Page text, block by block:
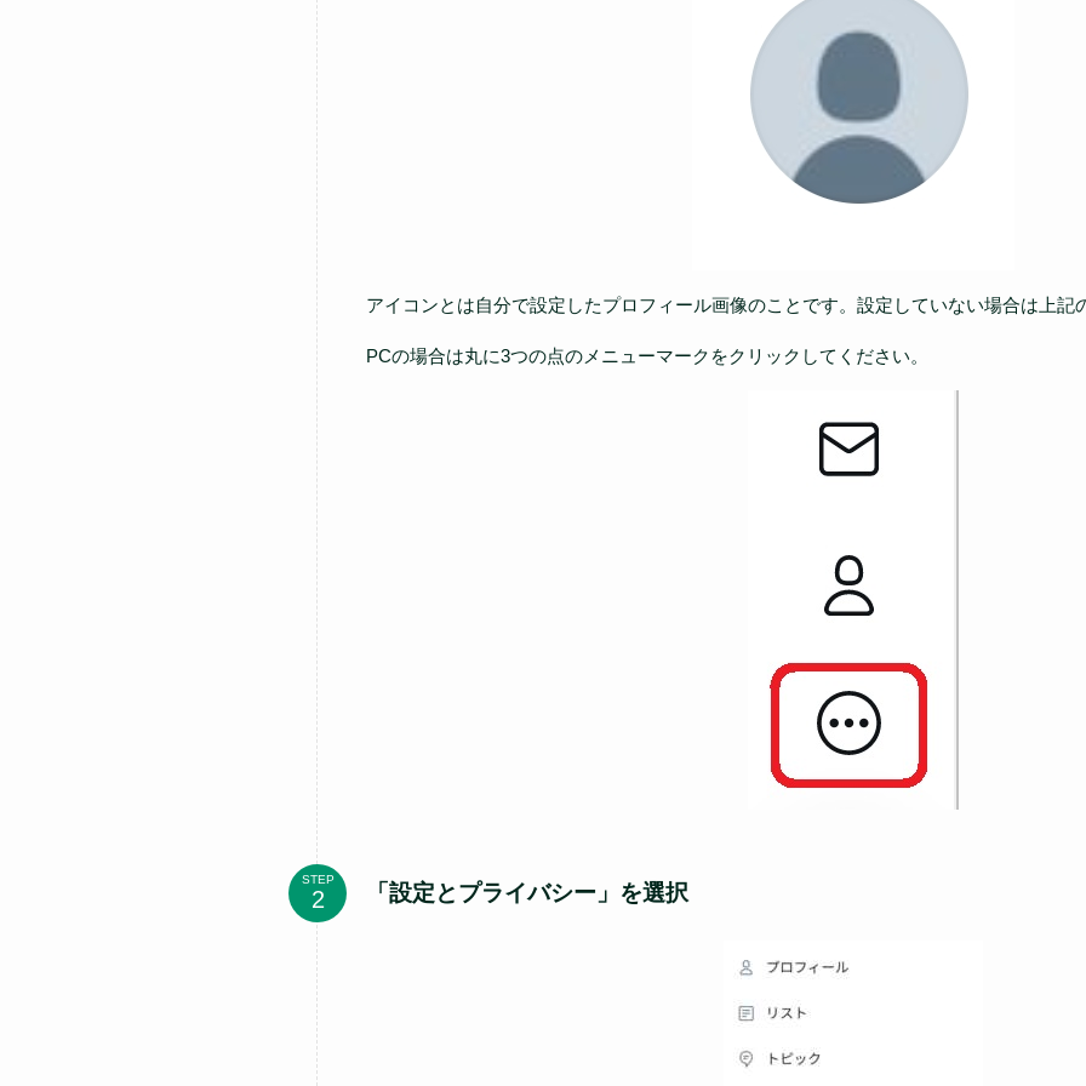
アイコンとは自分で設定したプロフィール画像のことです。設定していない場合は上記
PCの場合は丸に3つの点のメニューマークをクリックしてください。
STEP
「設定とプライバシー」を選択